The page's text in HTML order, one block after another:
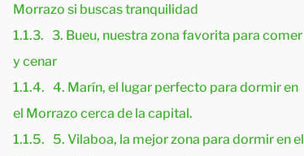
Morrazo si buscas tranquilidad
3. Bueu, nuestra zona favorita para comer
y cenar
4. Marín, el lugar perfecto para dormir en
el Morrazo cerca de la capital.
5. Vilaboa, la mejor zona para dormir en el